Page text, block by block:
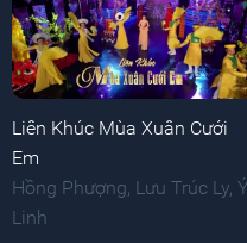
Liên Khúc Mùa Xuân Cưới
Em
Hồng Phượng, Lưu Trúc Ly, Ý
Linh